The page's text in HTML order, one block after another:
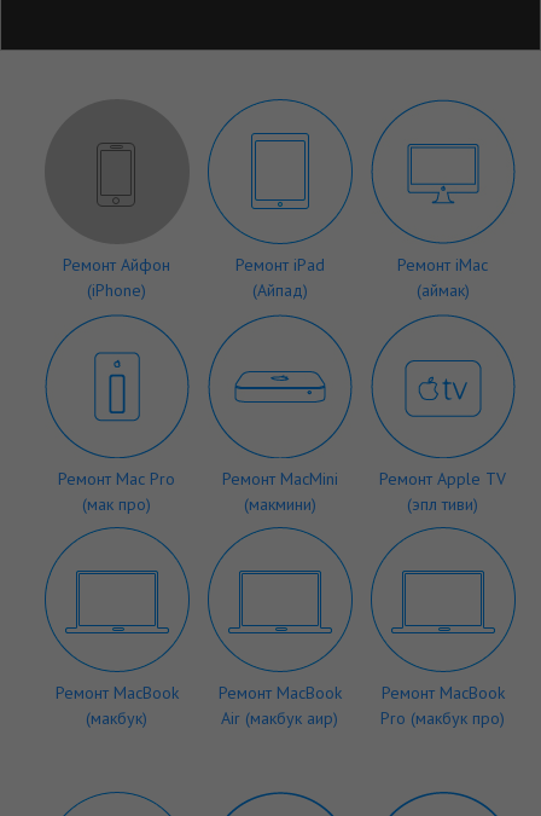
Ремонт Айфон
(iPhone)
Ремонт iPad
(Айпад)
Ремонт iMac
(аймак)
Ремонт Mac Pro
(мак про)
Ремонт MacMini
(макмини)
Ремонт Apple TV
(эпл тиви)
Ремонт MacBook
(макбук)
Ремонт MacBook
Air (макбук аир)
Ремонт MacBook
Pro (макбук про)